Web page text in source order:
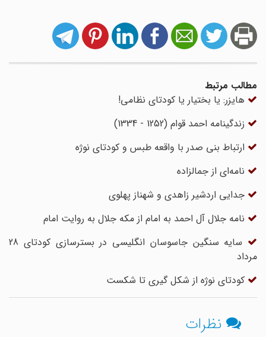
مطالب مرتبط
هایزر: یا بختیار یا کودتای نظامی!
زندگینامه احمد قوام (1252 - 1334)
ارتباط بنی صدر با واقعه طبس و کودتای نوژه
نامه‌ای از جمالزاده
جدایی اردشیر زاهدی و شهناز پهلوی
نامه جلال آل احمد به امام از مکه جلال به روایت امام
سایه سنگین جاسوسان انگلیسی در بسترسازی کودتای 28
مرداد
کودتای نوژه از شکل گیری تا شکست
نظرات